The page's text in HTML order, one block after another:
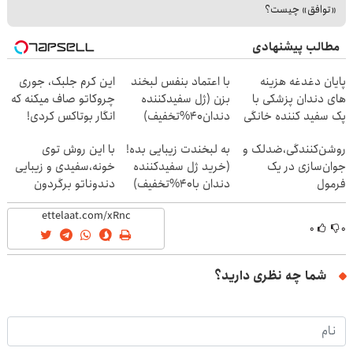
«توافق» چیست؟
مطالب پیشنهادی
پایان دغدغه هزینه
های دندان پزشکی با
پک سفید کننده خانگی
با اعتماد بنفس لبخند
بزن (ژل سفیدکننده
دندان40%تخفیف)
این کرم جلبک، جوری
چروکاتو صاف میکنه که
انگار بوتاکس کردی!
روشن‌کنندگی،ضد‌لک و
جوان‌سازی در یک
فرمول
حرفه‌ای50%تخفیف
به لبخندت زیبایی بده!
(خرید ژل سفیدکننده
دندان با40%تخفیف)
با این روش توی
خونه،سفیدی و زیبایی
دندوناتو برگردون
(40%off)
۰ ۰
شما چه نظری دارید؟